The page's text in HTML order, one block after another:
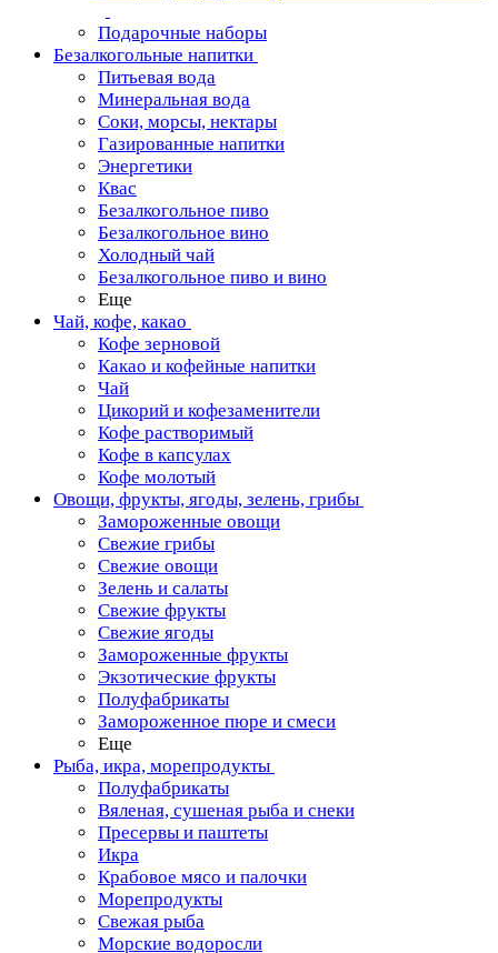
Подарочные наборы
Безалкогольные напитки
Питьевая вода
Минеральная вода
Соки, морсы, нектары
Газированные напитки
Энергетики
Квас
Безалкогольное пиво
Безалкогольное вино
Холодный чай
Безалкогольное пиво и вино
Еще
Чай, кофе, какао
Кофе зерновой
Какао и кофейные напитки
Чай
Цикорий и кофезаменители
Кофе растворимый
Кофе в капсулах
Кофе молотый
Овощи, фрукты, ягоды, зелень, грибы
Замороженные овощи
Свежие грибы
Свежие овощи
Зелень и салаты
Свежие фрукты
Свежие ягоды
Замороженные фрукты
Экзотические фрукты
Полуфабрикаты
Замороженное пюре и смеси
Еще
Рыба, икра, морепродукты
Полуфабрикаты
Вяленая, сушеная рыба и снеки
Пресервы и паштеты
Икра
Крабовое мясо и палочки
Морепродукты
Свежая рыба
Морские водоросли